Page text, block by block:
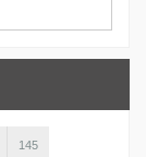
145